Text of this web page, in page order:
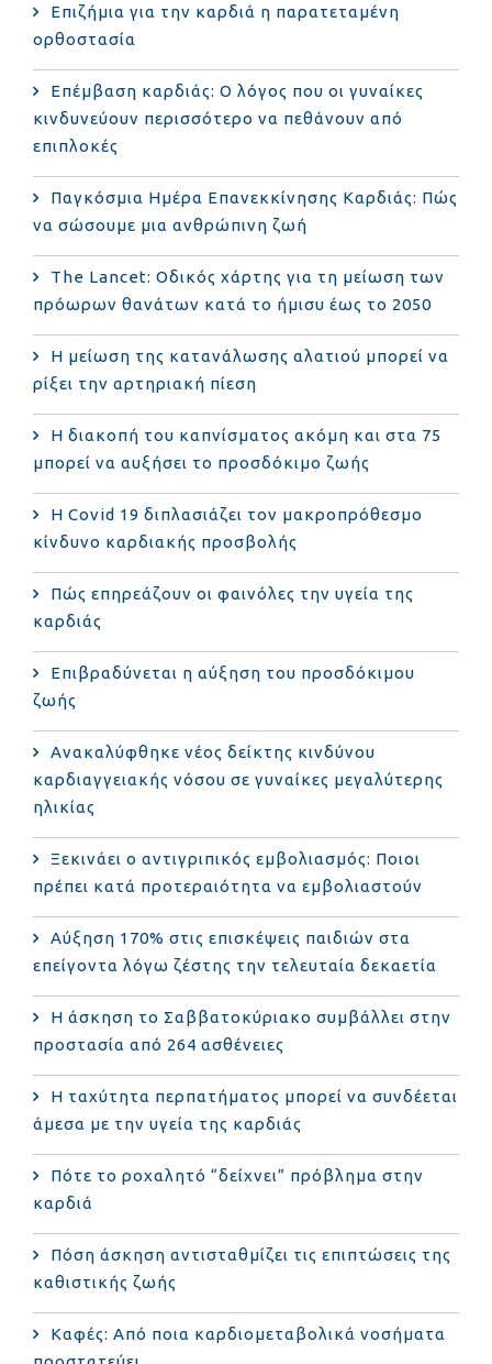
Επιζήμια για την καρδιά η παρατεταμένη
ορθοστασία
Επέμβαση καρδιάς: Ο λόγος που οι γυναίκες
κινδυνεύουν περισσότερο να πεθάνουν από
επιπλοκές
Παγκόσμια Ημέρα Επανεκκίνησης Καρδιάς: Πώς
να σώσουμε μια ανθρώπινη ζωή
The Lancet: Οδικός χάρτης για τη μείωση των
πρόωρων θανάτων κατά το ήμισυ έως το 2050
Η μείωση της κατανάλωσης αλατιού μπορεί να
ρίξει την αρτηριακή πίεση
Η διακοπή του καπνίσματος ακόμη και στα 75
μπορεί να αυξήσει το προσδόκιμο ζωής
Η Covid 19 διπλασιάζει τον μακροπρόθεσμο
κίνδυνο καρδιακής προσβολής
Πώς επηρεάζουν οι φαινόλες την υγεία της
καρδιάς
Επιβραδύνεται η αύξηση του προσδόκιμου
ζωής
Ανακαλύφθηκε νέος δείκτης κινδύνου
καρδιαγγειακής νόσου σε γυναίκες μεγαλύτερης
ηλικίας
Ξεκινάει ο αντιγριπικός εμβολιασμός: Ποιοι
πρέπει κατά προτεραιότητα να εμβολιαστούν
Αύξηση 170% στις επισκέψεις παιδιών στα
επείγοντα λόγω ζέστης την τελευταία δεκαετία
Η άσκηση το Σαββατοκύριακο συμβάλλει στην
προστασία από 264 ασθένειες
Η ταχύτητα περπατήματος μπορεί να συνδέεται
άμεσα με την υγεία της καρδιάς
Πότε το ροχαλητό “δείχνει” πρόβλημα στην
καρδιά
Πόση άσκηση αντισταθμίζει τις επιπτώσεις της
καθιστικής ζωής
Καφές: Από ποια καρδιομεταβολικά νοσήματα